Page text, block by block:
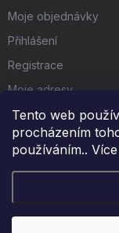
Tento web
procházením
používáním..
Moje objednávky
Přihlášení
Registrace
Moje adresy
FACEBOOK